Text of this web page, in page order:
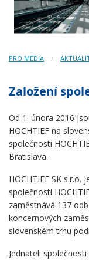
PRO MÉDIA
Založení
Od 1. února 2016
HOCHTIEF na
společnosti
Bratislava.
HOCHTIEF SK
společnosti
zaměstnává 137
koncernových
slovenském trhu
Jednateli